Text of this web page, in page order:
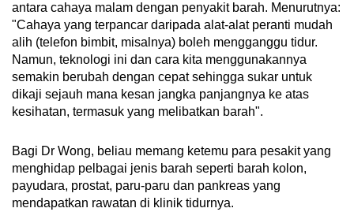
antara cahaya malam dengan penyakit barah. Menurutnya:
"Cahaya yang terpancar daripada alat-alat peranti mudah
alih (telefon bimbit, misalnya) boleh mengganggu tidur.
Namun, teknologi ini dan cara kita menggunakannya
semakin berubah dengan cepat sehingga sukar untuk
dikaji sejauh mana kesan jangka panjangnya ke atas
kesihatan, termasuk yang melibatkan barah".
Bagi Dr Wong, beliau memang ketemu para pesakit yang
menghidap pelbagai jenis barah seperti barah kolon,
payudara, prostat, paru-paru dan pankreas yang
mendapatkan rawatan di klinik tidurnya.